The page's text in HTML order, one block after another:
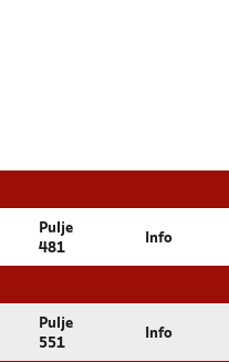
Pulje
481
Info
Pulje
551
Info